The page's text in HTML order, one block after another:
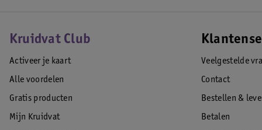
Kruidvat Club
Activeer je kaart
Alle voordelen
Gratis producten
Mijn Kruidvat
Veelgestelde
Contact
Bestellen &
Betalen